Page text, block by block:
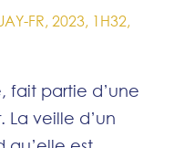
FR, 2023, 1H32,
fait partie d’une
veille d’un